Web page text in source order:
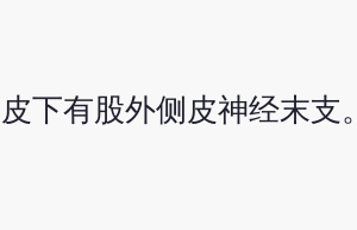
下有股外侧皮神经末支。